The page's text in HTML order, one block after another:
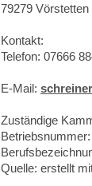
79279 Vörstetten
Kontakt:
Telefon: 07666
E-Mail:
Zuständige
Quelle: erstellt